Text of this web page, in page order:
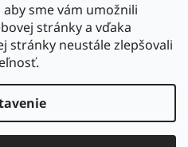
sme vám umožnili
stránky a vďaka
stránky neustále zlepšovali